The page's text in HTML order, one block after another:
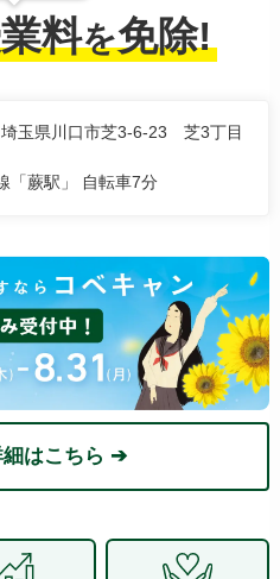
料を免除!
埼玉県川口市芝3-6-23 芝3丁目
「蕨駅」 自転車7分
細はこちら ➔